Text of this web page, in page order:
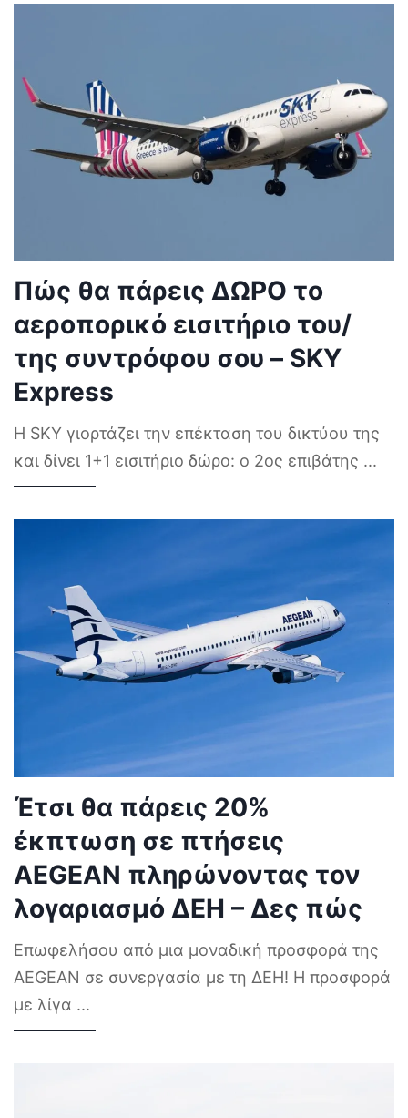
Πώς θα πάρεις ΔΩΡΟ το
αεροπορικό εισιτήριο του/
της συντρόφου σου – SKY
Express
Η SKY γιορτάζει την επέκταση του δικτύου της
και δίνει 1+1 εισιτήριο δώρο: ο 2ος επιβάτης ...
Έτσι θα πάρεις 20%
έκπτωση σε πτήσεις
AEGEAN πληρώνοντας τον
λογαριασμό ΔΕΗ – Δες πώς
Επωφελήσου από μια μοναδική προσφορά της
AEGEAN σε συνεργασία με τη ΔΕΗ! Η προσφορά
με λίγα ...